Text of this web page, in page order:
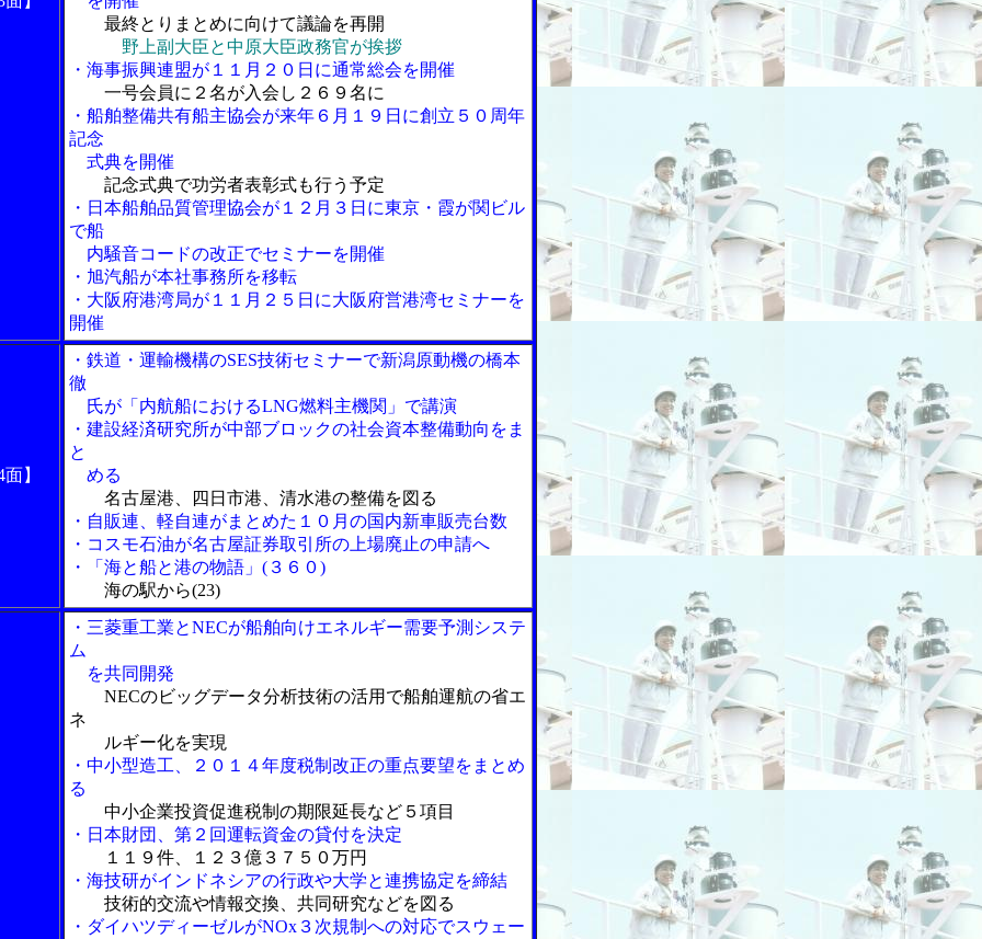
最終とりまとめに向けて議論を再開
野上副大臣と中原大臣政務官が挨拶
・海事振興連盟が１１月２０日に通常総会を開催
一号会員に２名が入会し２６９名に
・船舶整備共有船主協会が来年６月１９日に創立５０周年
記念
式典を開催
記念式典で功労者表彰式も行う予定
・日本船舶品質管理協会が１２月３日に東京・霞が関ビル
で船
内騒音コードの改正でセミナーを開催
・旭汽船が本社事務所を移転
・大阪府港湾局が１１月２５日に大阪府営港湾セミナーを
開催
】
・鉄道・運輸機構のSES技術セミナーで新潟原動機の橋本
徹
氏が「内航船におけるLNG燃料主機関」で講演
・建設経済研究所が中部ブロックの社会資本整備動向をま
と
める
名古屋港、四日市港、清水港の整備を図る
・自販連、軽自連がまとめた１０月の国内新車販売台数
・コスモ石油が名古屋証券取引所の上場廃止の申請へ
・「海と船と港の物語」(３６０)
海の駅から(23)
・三菱重工業とNECが船舶向けエネルギー需要予測システ
ム
を共同開発
NECのビッグデータ分析技術の活用で船舶運航の省エ
ネ
ルギー化を実現
・中小型造工、２０１４年度税制改正の重点要望をまとめ
る
中小企業投資促進税制の期限延長など５項目
・日本財団、第２回運転資金の貸付を決定
１１９件、１２３億３７５０万円
・海技研がインドネシアの行政や大学と連携協定を締結
技術的交流や情報交換、共同研究などを図る
・ダイハツディーゼルがNOx３次規制への対応でスウェー